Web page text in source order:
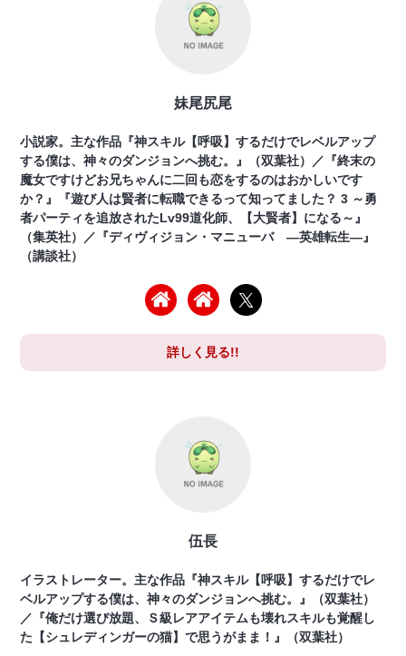
妹尾尻尾
小説家。主な作品『神スキル【呼吸】するだけでレベルアップ
する僕は、神々のダンジョンへ挑む。』（双葉社）／『終末の
魔女ですけどお兄ちゃんに二回も恋をするのはおかしいです
か？』『遊び人は賢者に転職できるって知ってました？ 3 ～勇
者パーティを追放されたLv99道化師、【大賢者】になる～』
（集英社）／『ディヴィジョン・マニューバ ―英雄転生―』
（講談社）
詳しく見る!!
伍長
イラストレーター。主な作品『神スキル【呼吸】するだけでレ
ベルアップする僕は、神々のダンジョンへ挑む。』（双葉社）
／『俺だけ選び放題、Ｓ級レアアイテムも壊れスキルも覚醒し
た【シュレディンガーの猫】で思うがまま！』（双葉社）